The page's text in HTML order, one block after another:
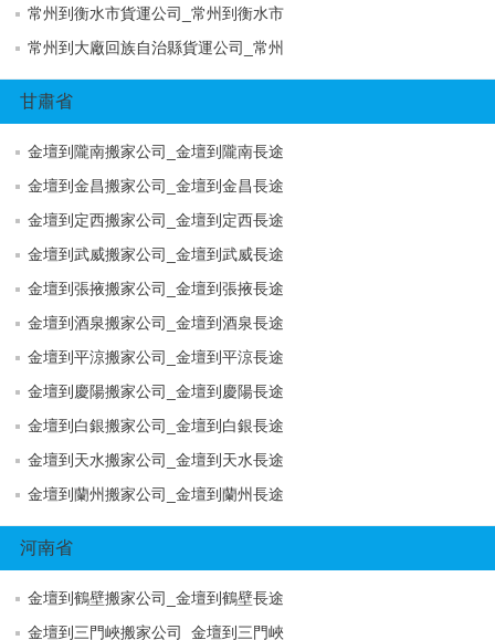
常州到衡水市貨運公司_常州到衡水市
常州到大廠回族自治縣貨運公司_常州
甘肅省
金壇到隴南搬家公司_金壇到隴南長途
金壇到金昌搬家公司_金壇到金昌長途
金壇到定西搬家公司_金壇到定西長途
金壇到武威搬家公司_金壇到武威長途
金壇到張掖搬家公司_金壇到張掖長途
金壇到酒泉搬家公司_金壇到酒泉長途
金壇到平涼搬家公司_金壇到平涼長途
金壇到慶陽搬家公司_金壇到慶陽長途
金壇到白銀搬家公司_金壇到白銀長途
金壇到天水搬家公司_金壇到天水長途
金壇到蘭州搬家公司_金壇到蘭州長途
河南省
金壇到鶴壁搬家公司_金壇到鶴壁長途
金壇到三門峽搬家公司_金壇到三門峽